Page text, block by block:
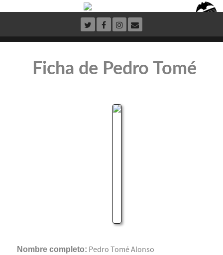
Ficha de Pedro Tomé
Nombre completo: Pedro Tomé Alonso